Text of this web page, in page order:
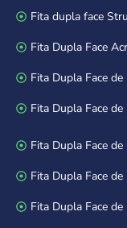
Fita dupla face
Fita Dupla Face
Fita Dupla Face de
Fita Dupla Face
Fita Dupla Face
Fita Dupla Face
Fita Dupla Face